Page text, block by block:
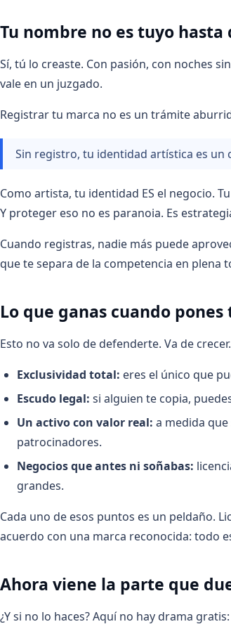
Tu nombre no es tuyo
Sí, tú lo creaste. Con pasión, con noches
vale en un juzgado.
Registrar tu marca no es un trámite
Sin registro, tu identidad artística es un
Como artista, tu identidad ES el negocio.
Y proteger eso no es paranoia. Es
Cuando registras, nadie más puede
que te separa de la competencia en plena
Lo que ganas cuando
Esto no va solo de defenderte. Va de
Exclusividad total: eres el único que
Escudo legal: si alguien te copia,
Un activo con valor real: a medida
patrocinadores.
Negocios que antes ni soñabas:
grandes.
Cada uno de esos puntos es un peldaño.
acuerdo con una marca reconocida: todo
Ahora viene la parte que
¿Y si no lo haces? Aquí no hay drama